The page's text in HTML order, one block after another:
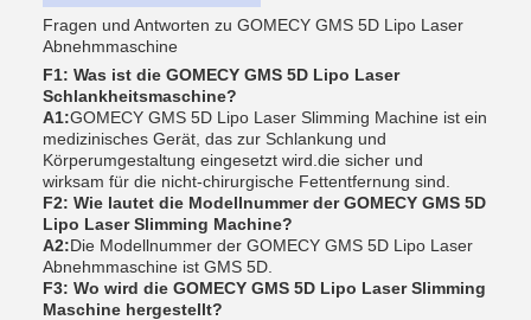
Fragen und Antworten zu GOMECY GMS 5D Lipo Laser
Abnehmmaschine
F1: Was ist die GOMECY GMS 5D Lipo Laser
Schlankheitsmaschine?
A1:GOMECY GMS 5D Lipo Laser Slimming Machine ist ein
medizinisches Gerät, das zur Schlankung und
Körperumgestaltung eingesetzt wird.die sicher und
wirksam für die nicht-chirurgische Fettentfernung sind.
F2: Wie lautet die Modellnummer der GOMECY GMS 5D
Lipo Laser Slimming Machine?
A2:Die Modellnummer der GOMECY GMS 5D Lipo Laser
Abnehmmaschine ist GMS 5D.
F3: Wo wird die GOMECY GMS 5D Lipo Laser Slimming
Maschine hergestellt?